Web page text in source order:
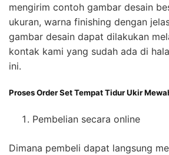
mengirim contoh gambar desain
ukuran, warna finishing dengan
gambar desain dapat dilakukan
kontak kami yang sudah ada di
ini.
Proses Order Set Tempat Tidur Ukir
Pembelian secara online
Dimana pembeli dapat langsung